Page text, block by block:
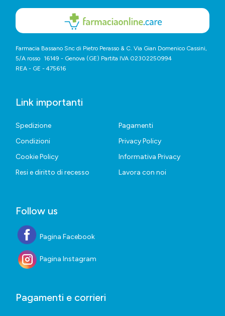
Farmacia Bassano Snc di Pietro Perasso & C. Via Gian Domenico Cassini,
5/A rosso 16149 - Genova (GE) Partita IVA 02302250994
REA - GE - 475616
Link importanti
Spedizione
Pagamenti
Condizioni
Privacy Policy
Cookie Policy
Informativa Privacy
Resi e diritto di recesso
Lavora con noi
Follow us
Pagina Facebook
Pagina Instagram
Pagamenti e corrieri